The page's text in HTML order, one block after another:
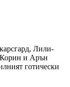
Лили-
и Арън
готически